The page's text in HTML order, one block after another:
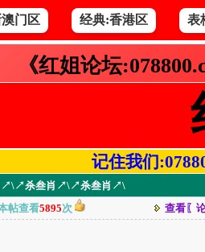
门区 经典:香港区 表
《红姐论坛
记住我们
↗\↗杀叁肖↗\↗杀叁肖↗\
帖查看5895次 查看〖